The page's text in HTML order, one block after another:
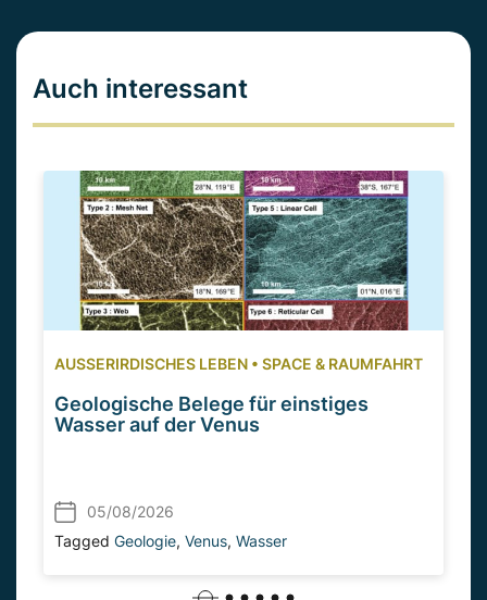
Auch interessant
AUSSERIRDISCHES LEBEN • SPACE & RAUMFAHRT
Geologische Belege für einstiges
Wasser auf der Venus
05/08/2026
Tagged Geologie, Venus, Wasser